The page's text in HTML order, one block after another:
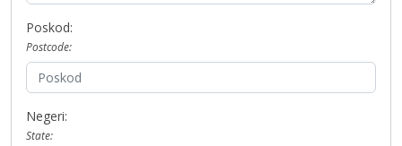
Poskod:
Postcode:
Negeri:
State: